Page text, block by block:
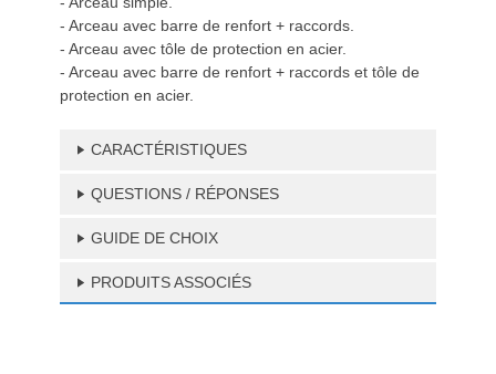
- Arceau avec barre de renfort + raccords.
- Arceau avec tôle de protection en acier.
- Arceau avec barre de renfort + raccords et tôle de
protection en acier.
CARACTÉRISTIQUES
QUESTIONS / RÉPONSES
GUIDE DE CHOIX
PRODUITS ASSOCIÉS